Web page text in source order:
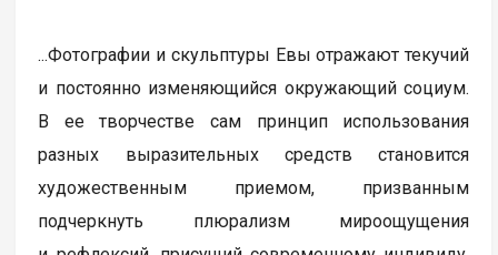
...Фотографии и скульптуры Евы отражают текучий
и постоянно изменяющийся окружающий социум.
В ее творчестве сам принцип использования
разных выразительных средств становится
художественным приемом, призванным
подчеркнуть плюрализм мироощущения